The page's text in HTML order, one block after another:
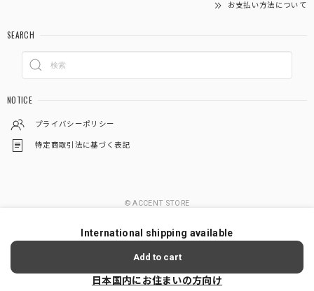
お支払い方法について
SEARCH
NOTICE
プライバシーポリシー
特定商取引法に基づく表記
© ACCENT STORE
International shipping available
Add to cart
日本国内にお住まいの方向け